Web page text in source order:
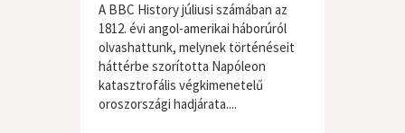
A BBC History júliusi számában az
1812. évi angol-amerikai háborúról
olvashattunk, melynek történéseit
háttérbe szorította Napóleon
katasztrofális végkimenetelű
oroszországi hadjárata....